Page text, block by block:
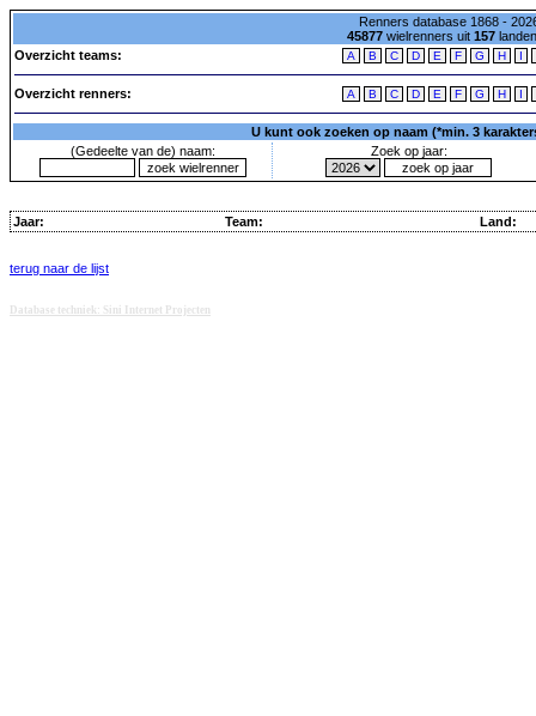
Renners database 1868 -
45877wielrenners uit 157
Overzicht teams:
A B C D E F G H I
Overzicht renners: A B C D E F G H I
U kunt ook zoeken op naam (*min. 3
(Gedeelte van de) naam:
Zoek op jaar:
Jaar: Team: Land:
terug naar de lijst
Database techniek: Sini Internet Projecten